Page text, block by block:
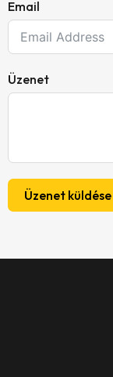
Email
Üzenet
Üzenet küldése